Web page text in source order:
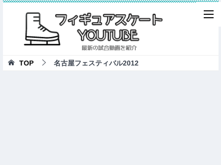
TOP 名古屋フェスティバル2012